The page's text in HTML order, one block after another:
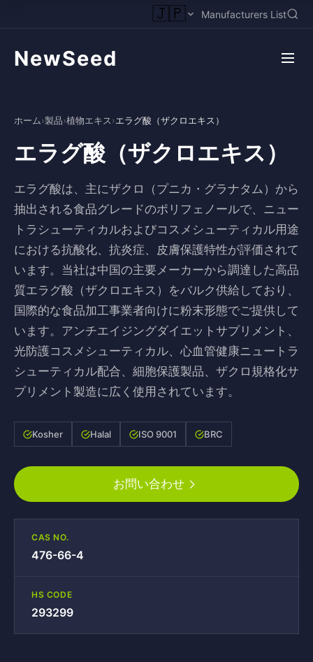
🇯🇵 Manufacturers List
NewSeed
ホーム›製品›植物エキス›エラグ酸（ザクロエキス）
エラグ酸（ザクロエキス）
エラグ酸は、主にザクロ（プニカ・グラナタム）から
抽出される食品グレードのポリフェノールで、ニュー
トラシューティカルおよびコスメシューティカル用途
における抗酸化、抗炎症、皮膚保護特性が評価されて
います。当社は中国の主要メーカーから調達した高品
質エラグ酸（ザクロエキス）をバルク供給しており、
国際的な食品加工事業者向けに粉末形態でご提供して
います。アンチエイジングダイエットサプリメント、
光防護コスメシューティカル、心血管健康ニュートラ
シューティカル配合、細胞保護製品、ザクロ規格化サ
プリメント製造に広く使用されています。
Kosher Halal ISO 9001 BRC
お問い合わせ
CAS NO.
476-66-4
HS CODE
293299